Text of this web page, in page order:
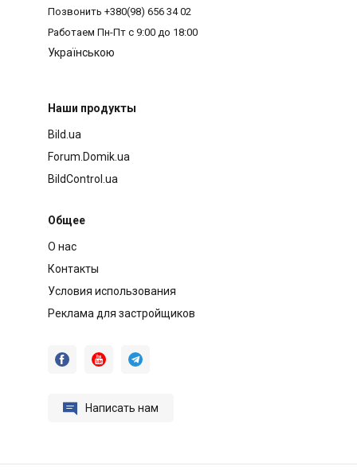
Позвонить +380(98) 656 34 02
Работаем Пн-Пт с 9:00 до 18:00
Українською
Наши продукты
Bild.ua
Forum.Domik.ua
BildControl.ua
Общее
О нас
Контакты
Условия использования
Реклама для застройщиков
  
 Написать нам